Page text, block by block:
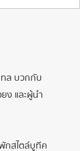
ทล บวกกับ
ง และผู้นํา
กสไตล์บูทีค